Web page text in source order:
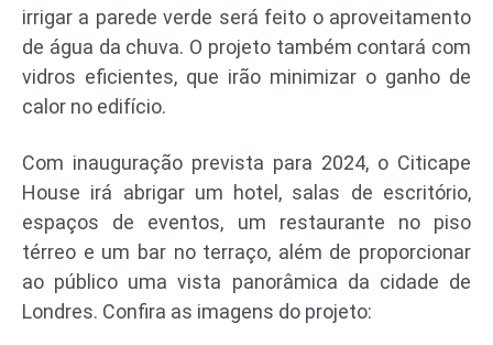
irrigar a parede verde será feito o aproveitamento
de água da chuva. O projeto também contará com
vidros eficientes, que irão minimizar o ganho de
calor no edifício.
Com inauguração prevista para 2024, o Citicape
House irá abrigar um hotel, salas de escritório,
espaços de eventos, um restaurante no piso
térreo e um bar no terraço, além de proporcionar
ao público uma vista panorâmica da cidade de
Londres. Confira as imagens do projeto: